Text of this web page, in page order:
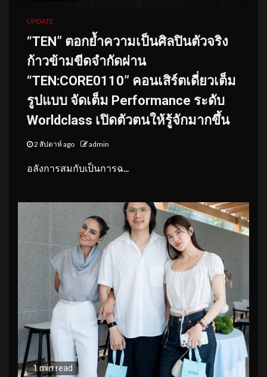
UPDATE
“TEN” ตอกย้ำความเป็นศิลปินตัวจริง
ก้าวข้ามขีดจำกัดผ่าน
“TEN:CORE0110” คอนเสิร์ตเดี่ยวเต็ม
รูปแบบ จัดเต็ม Performance ระดับ
Worldclass เปิดตัวตนให้รู้จักมากขึ้น
2 สัปดาห์ ago admin
อลังการสมกับเป็นการฉ...
1 min read